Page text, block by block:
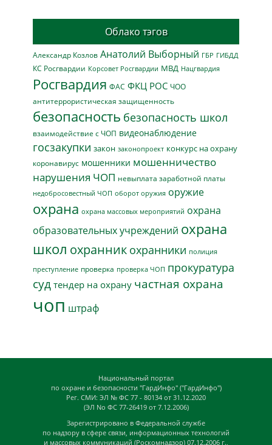
Облако тэгов
Александр Козлов Анатолий Выборный ГБР ГИБДД
КС Росгвардии Корсовет Росгвардии МВД Нацгвардия
Росгвардия ФАС ФКЦ РОС ЧОО
антитеррористическая защищенность
безопасность безопасность школ
взаимодействие с ЧОП видеонаблюдение
госзакупки закон законопроект конкурс на охрану
коронавирус мошенники мошенничество
нарушения ЧОП невыплата заработной платы
недобросовестный ЧОП оборот оружия оружие
охрана охрана массовых мероприятий охрана
образовательных учреждений охрана
школ охранник охранники полиция
преступление проверка проверка ЧОП прокуратура
суд тендер на охрану частная охрана
чоп штраф
Национальный портал
по охране и безопасности "ГардИнфо" ("ГардИнфо")
Рег. СМИ: ЭЛ № ФС 77 - 80134 от 31.12.2020
(ЭЛ No ФС 77-26419 от 7.12.2006)
Зарегистрировано в Федеральной службе
по надзору в сфере связи, информационных технологий
и массовых коммуникаций (Роскомнадзор) 07.12.2006 г.,